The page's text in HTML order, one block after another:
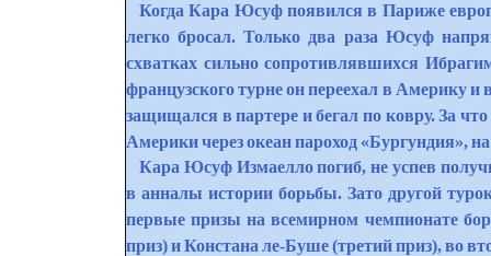
Когда Кара Юсуф появился в Париже
легко бросал. Только два раза Юсуф
схватках сильно сопротивлявшихся
французского турне он переехал в Америку
защищался в партере и бегал по ковру. За
Америки через океан пароход «Бургундия»,
Кара Юсуф Измаелло погиб, не успев
в анналы истории борьбы. Зато другой
первые призы на всемирном чемпионате
приз) и Констана ле-Буше (третий приз), во